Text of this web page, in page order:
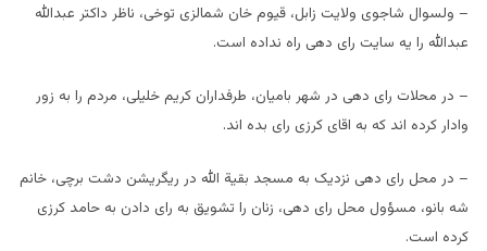
– ولسوال شاجوی ولایت زابل، قیوم خان شمالزی توخی، ناظر داکتر عبدالله
عبدالله را یه سایت رای دهی راه نداده است.
– در محلات رای دهی در شهر بامیان، طرفداران کریم خلیلی، مردم را به زور
وادار کرده اند که به اقای کرزی رای بده اند.
– در محل رای دهی نزدیک به مسجد بقیة الله در ریگریشن دشت برچی، خانم
شه بانو، مسؤول محل رای دهی، زنان را تشویق به رای دادن به حامد کرزی
کرده است.